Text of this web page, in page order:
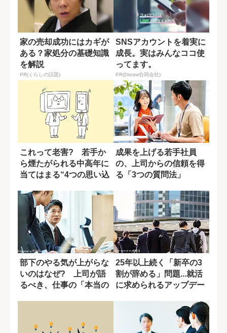
家の売却成功にはカギが
ある？家処分の基礎知識
を解説
PR(くらしの話題)
SNSアカウントを着実に
成長。実はみんなココ使
ってます。
PR(Dreaw合同会社)
これって老害? 若手か
ら煙たがられる中高年に
当てはまる“4つの思い込
成果を上げる若手社員
の、上司からの信頼を得
る「3つの質問法」
部下のやる気が上がらな
いのはなぜ? 上司が語
るべき、仕事の「本当の
25年以上続く「新卒の3
割が辞める」問題...就活
に求められるアップデー